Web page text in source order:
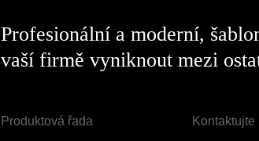
Profesionální a moderní,
vaší firmě vyniknout mezi
Produktová řada Kontaktujte